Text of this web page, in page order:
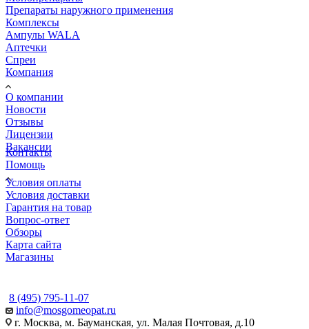
Препараты наружного применения
Комплексы
Ампулы WALA
Аптечки
Спреи
Компания
О компании
Новости
Отзывы
Лицензии
Вакансии
Контакты
Помощь
Условия оплаты
Условия доставки
Гарантия на товар
Вопрос-ответ
Обзоры
Карта сайта
Магазины
8 (495) 795-11-07
info@mosgomeopat.ru
г. Москва, м. Бауманская, ул. Малая Почтовая, д.10